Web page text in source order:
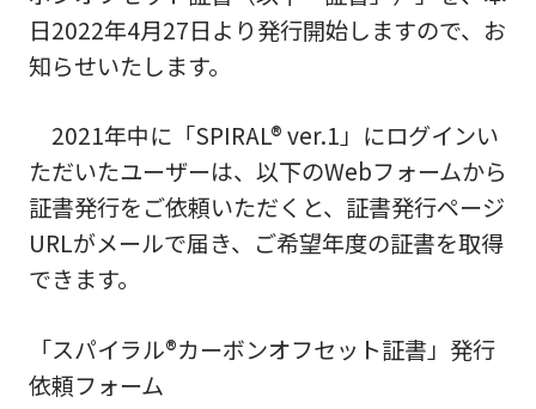
日2022年4月27日より発行開始しますので、お
知らせいたします。
2021年中に「SPIRAL® ver.1」にログインい
ただいたユーザーは、以下のWebフォームから
証書発行をご依頼いただくと、証書発行ページ
URLがメールで届き、ご希望年度の証書を取得
できます。
「スパイラル®カーボンオフセット証書」発行
依頼フォーム